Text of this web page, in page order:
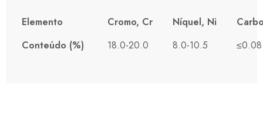
Elemento Cromo, Cr Níquel, Ni
Conteúdo (%)
18.0-20.0 8.0-10.5 ≤0.08